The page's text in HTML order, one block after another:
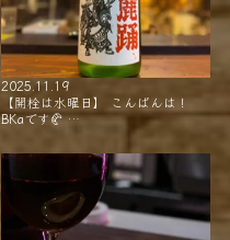
2025.11.19
【開栓は水曜日】 こんばんは！
BKaです🥐 …